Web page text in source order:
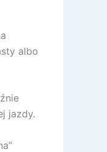
albo
jazdy.